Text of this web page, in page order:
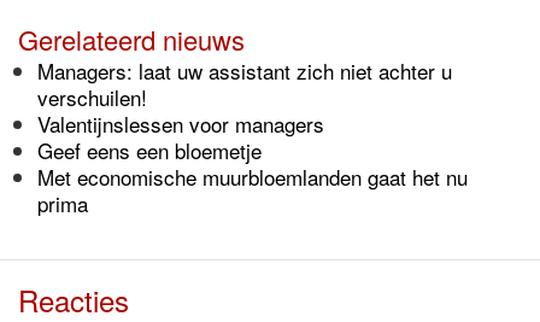
Gerelateerd nieuws
Managers: laat uw assistant zich niet achter u
verschuilen!
Valentijnslessen voor managers
Geef eens een bloemetje
Met economische muurbloemlanden gaat het nu
prima
Reacties